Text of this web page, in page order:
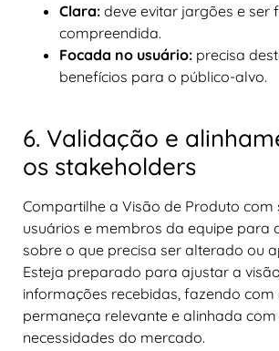
Clara: deve evitar jargões e ser
compreendida.
Focada no usuário: precisa
benefícios para o público-alvo.
6. Validação e
os stakeholders
Compartilhe a Visão de Produto com
usuários e membros da equipe para
sobre o que precisa ser alterado ou
Esteja preparado para ajustar a
informações recebidas, fazendo com
permaneça relevante e alinhada com
necessidades do mercado.